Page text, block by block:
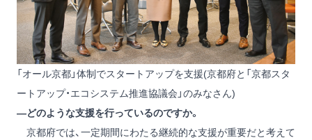
「オール京都」体制でスタートアップを支援(京都府と「京都スタ
ートアップ・エコシステム推進協議会」のみなさん)
―どのような支援を行っているのですか。
京都府では、一定期間にわたる継続的な支援が重要だと考えて